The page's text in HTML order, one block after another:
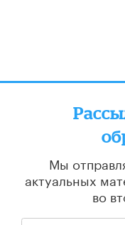
Мы
актуальных
во